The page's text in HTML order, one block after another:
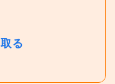
る